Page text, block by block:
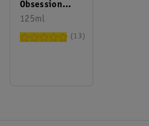
Obsession
Night Men Eau
De Toilette
125ml
13